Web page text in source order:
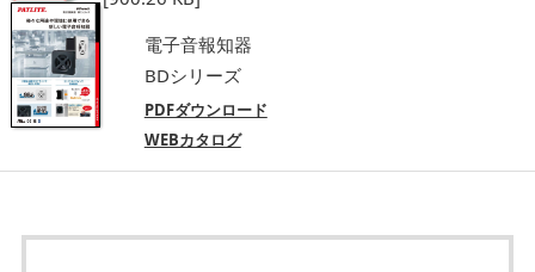
電子音報知器
BDシリーズ
PDFダウンロード
WEBカタログ